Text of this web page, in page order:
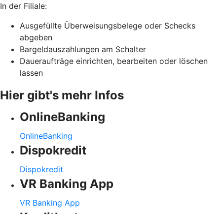
In der Filiale:
Ausgefüllte Überweisungsbelege oder Schecks
abgeben
Bargeldauszahlungen am Schalter
Daueraufträge einrichten, bearbeiten oder löschen
lassen
Hier gibt's mehr Infos
OnlineBanking
OnlineBanking
Dispokredit
Dispokredit
VR Banking App
VR Banking App